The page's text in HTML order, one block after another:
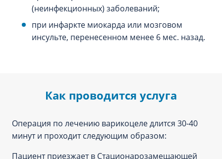
(неинфекционных) заболеваний;
при инфаркте миокарда или мозговом
инсульте, перенесенном менее 6 мес. назад.
Как проводится услуга
Операция по лечению варикоцеле длится 30-40
минут и проходит следующим образом:
Пациент приезжает в Стационарозамещающей